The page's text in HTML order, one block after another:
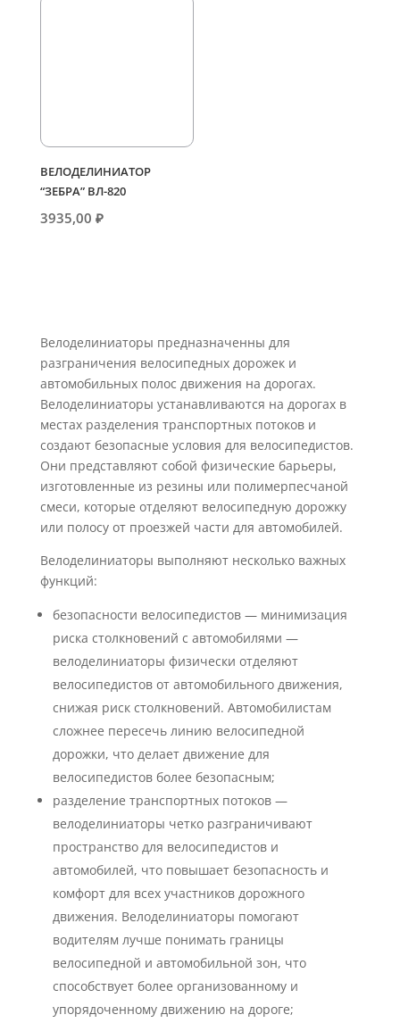
ВЕЛОДЕЛИНИАТОР
“ЗЕБРА” ВЛ-820
3935,00 ₽
Велоделиниаторы предназначенны для
разграничения велосипедных дорожек и
автомобильных полос движения на дорогах.
Велоделиниаторы устанавливаются на дорогах в
местах разделения транспортных потоков и
создают безопасные условия для велосипедистов.
Они представляют собой физические барьеры,
изготовленные из резины или полимерпесчаной
смеси, которые отделяют велосипедную дорожку
или полосу от проезжей части для автомобилей.
Велоделиниаторы выполняют несколько важных
функций:
безопасности велосипедистов — минимизация
риска столкновений с автомобилями —
велоделиниаторы физически отделяют
велосипедистов от автомобильного движения,
снижая риск столкновений. Автомобилистам
сложнее пересечь линию велосипедной
дорожки, что делает движение для
велосипедистов более безопасным;
разделение транспортных потоков —
велоделиниаторы четко разграничивают
пространство для велосипедистов и
автомобилей, что повышает безопасность и
комфорт для всех участников дорожного
движения. Велоделиниаторы помогают
водителям лучше понимать границы
велосипедной и автомобильной зон, что
способствует более организованному и
упорядоченному движению на дороге;